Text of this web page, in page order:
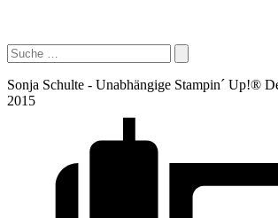
Sonja Schulte - Unabhängige Stampin´ Up!®
2015